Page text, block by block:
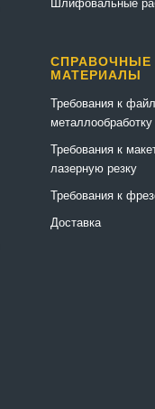
СПРАВОЧНЫЕ
МАТЕРИАЛЫ
Требования к
металлообработку
Требования к
лазерную резку
Требования к
Доставка